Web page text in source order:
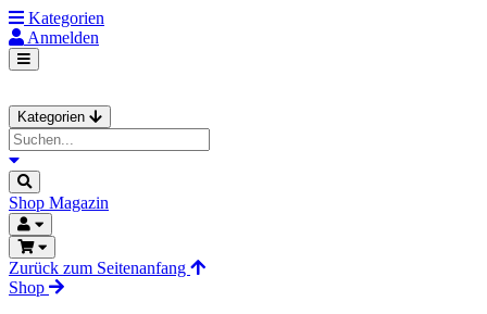
Kategorien
Anmelden
Kategorien
Shop Magazin
Zurück zum Seitenanfang
Shop